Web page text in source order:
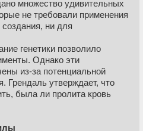
признавать.
что если бы Скважина не
проблемы могли бы
ни на что.
так много о правительстве
слишком мало
мы знаем, что
для принятия решений.
множество удивительных
не требовали применения
ни для
генетики позволило
Однако эти
из-за потенциальной
Грендаль утверждает, что
была ли пролита кровь